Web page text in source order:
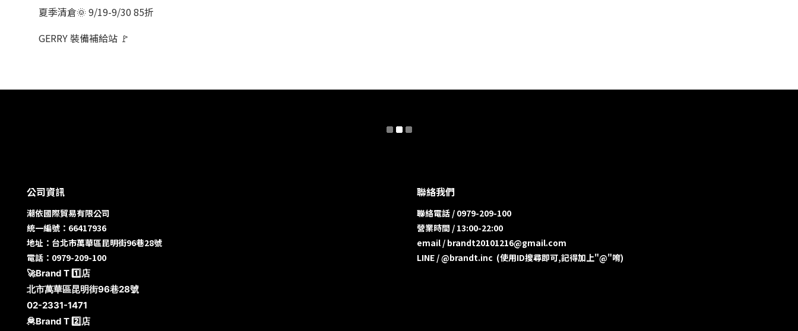
夏季清倉🌞 9/19-9/30 85折
GERRY 裝備補給站 🚩
公司資訊
潮依國際貿易有限公司
統一編號：66417936
地址：台北市萬華區昆明街96巷28號
電話：0979-209-100
🚀Brand T 1️⃣店
北市萬華區昆明街96巷28號
02-2331-1471
🦧Brand T 2️⃣店
聯絡我們
聯絡電話 / 0979-209-100
營業時間 / 13:00-22:00
email / brandt20101216@gmail.com
LINE / @brandt.inc (使用ID搜尋即可,記得加上"@"唷)